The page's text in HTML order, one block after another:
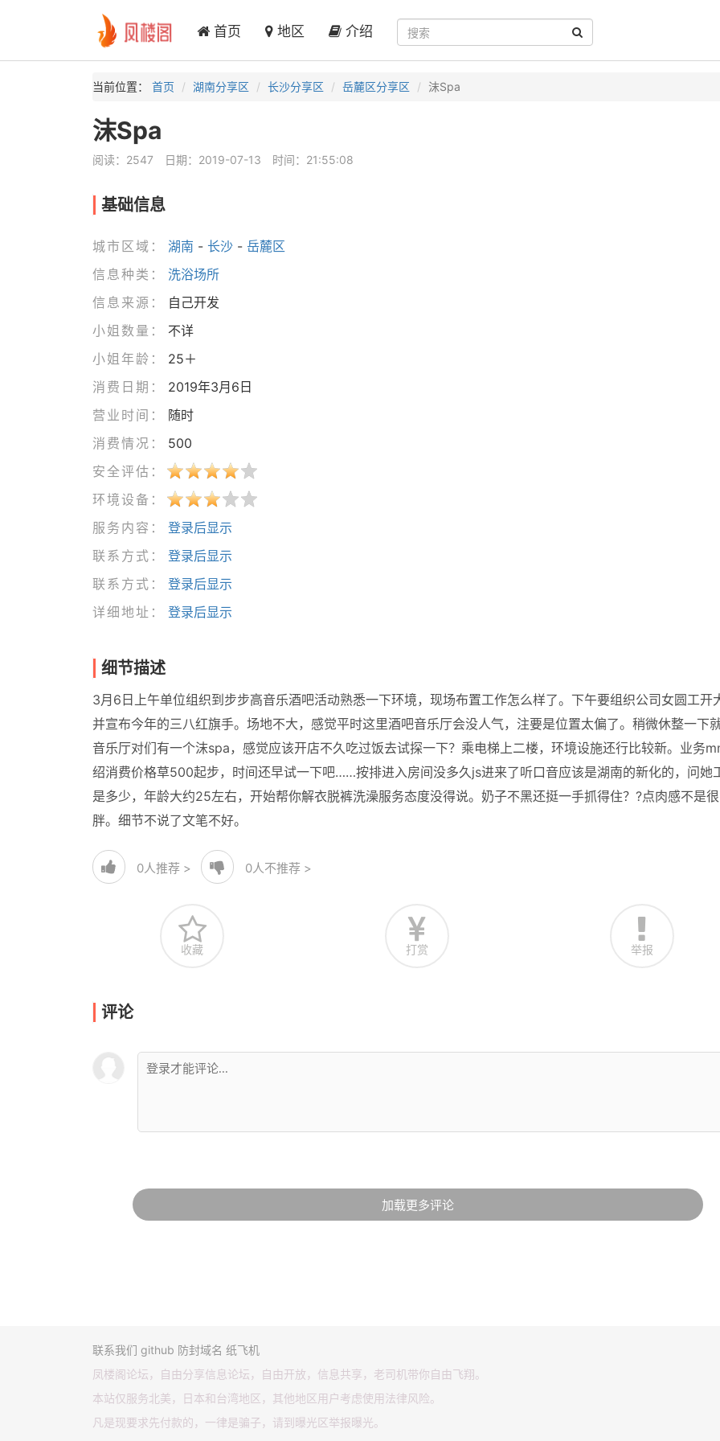
首页 地区 介绍
当前位置： 首页 湖南分享区 长沙分享区 岳麓区分享区 沫Spa
沫Spa
阅读：2547 日期：2019-07-13 时间：21:55:08
基础信息
城市区域： 湖南 - 长沙- 岳麓区
信息种类：
洗浴场所
信息来源：
自己开发
小姐数量：
不详
小姐年龄：
25＋
消费日期：
2019年3月6日
营业时间：
随时
消费情况：
500
安全评估：
环境设备：
服务内容：
登录后显示
联系方式：
登录后显示
联系方式：
登录后显示
详细地址：
登录后显示
细节描述
3月6日上午单位组织到步步高音乐酒吧活动熟悉一下环境，现场布置工作怎么样了。下午要组织公司女圆工开
并宣布今年的三八红旗手。场地不大，感觉平时这里酒吧音乐厅会没人气，注要是位置太偏了。稍微休整一下
音乐厅对们有一个沫spa，感觉应该开店不久吃过饭去试探一下？乘电梯上二楼，环境设施还行比较新。业务
绍消费价格草500起步，时间还早试一下吧……按排进入房间没多久js进来了听口音应该是湖南的新化的，问她
是多少，年龄大约25左右，开始帮你解衣脱裤洗澡服务态度没得说。奶子不黑还挺一手抓得住？?点肉感不是很
胖。细节不说了文笔不好。
0人推荐 > 0人不推荐 >
收藏 打赏 举报
评论
加载更多评论
联系我们 github 防封域名 纸飞机
凤楼阁论坛，自由分享信息论坛，自由开放，信息共享，老司机带你自由飞翔。
本站仅服务北美，日本和台湾地区，其他地区用户考虑使用法律风险。
凡是现要求先付款的，一律是骗子，请到曝光区举报曝光。